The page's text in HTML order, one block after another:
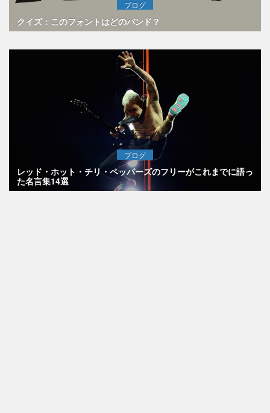
ブログ
クイズ：このフォントはどのバンド？
ブログ
レッド・ホット・チリ・ペッパーズのフリーがこれまでに語っ
た名言集14選